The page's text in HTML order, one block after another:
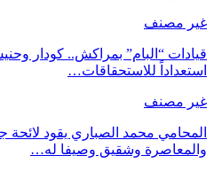
غير مصنف
قيادات “البام” بمراكش.. كودار
استعداداً للاستحقاقات…
غير مصنف
المحامي محمد الصباري يقود لائحة
والمعاصرة وشقيق وصيفا له…